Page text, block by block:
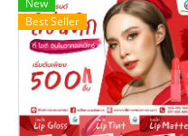
และริ้วรอย จุดด่างดำ ผลิตได้
ทุกเฉดสี พร้อมสารสกัดบำรุงผิว
New
Best Seller